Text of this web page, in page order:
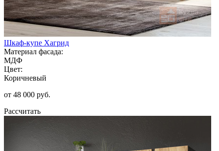
Шкаф-купе Хагрид
Материал фасада:
МДФ
Цвет:
Коричневый
от 48 000 руб.
Рассчитать